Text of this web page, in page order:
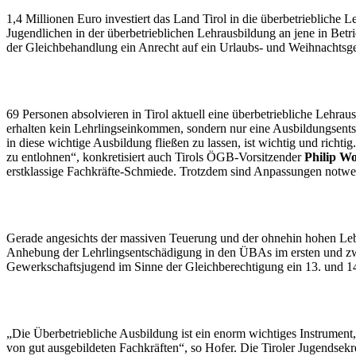
1,4 Millionen Euro investiert das Land Tirol in die überbetriebliche
Jugendlichen in der überbetrieblichen Lehrausbildung an jene in
der Gleichbehandlung ein Anrecht auf ein Urlaubs- und
69 Personen absolvieren in Tirol aktuell eine überbetriebliche
erhalten kein Lehrlingseinkommen, sondern nur eine
in diese wichtige Ausbildung fließen zu lassen, ist wichtig und
zu entlohnen“, konkretisiert auch Tirols ÖGB-VorsitzenderPhilip
erstklassige Fachkräfte-Schmiede. Trotzdem sind Anpassungen
Gerade angesichts der massiven Teuerung und der ohnehin hohen
Anhebung der Lehrlingsentschädigung in den ÜBAs im ersten und
Gewerkschaftsjugend im Sinne der Gleichberechtigung ein 13. und
„Die Überbetriebliche Ausbildung ist ein enorm wichtiges
von gut ausgebildeten Fachkräften“, so Hofer. Die Tiroler